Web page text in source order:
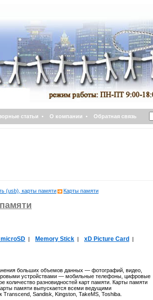
статьи • О компании • Обратная связь
(usb), карты памяти Карты памяти
microSD | Memory Stick | xD Picture Card |
больших объемов данных — фотографий, видео,
устройствами — мобильные телефоны, цифровые
количество разновидностей карт памяти. Карты памяти
памяти выпускается всеми ведущими
Sandisk, Kingston, TakeMS, Toshiba.